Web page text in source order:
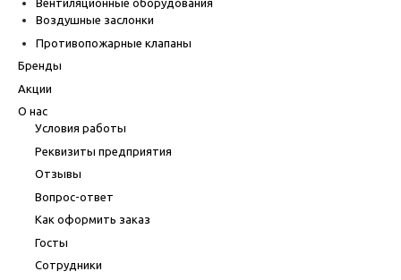
Вентиляционные оборудования
Воздушные заслонки
Противопожарные клапаны
Бренды
Акции
О нас
Условия работы
Реквизиты предприятия
Отзывы
Вопрос-ответ
Как оформить заказ
Госты
Сотрудники